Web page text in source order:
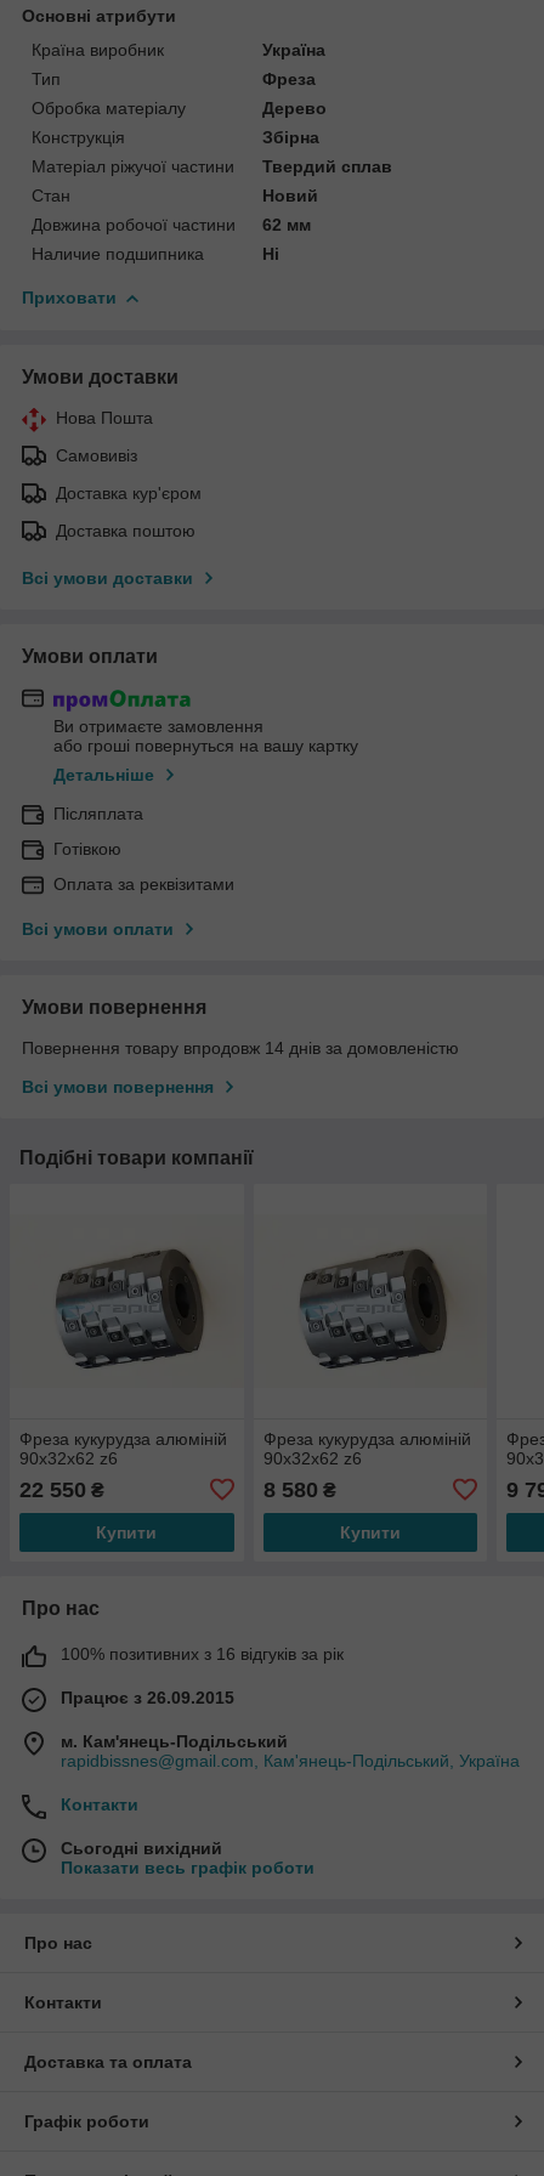
Основні атрибути
Країна виробник
Україна
Тип
Фреза
Обробка матеріалу
Дерево
Конструкція
Збірна
Матеріал ріжучої частини
Твердий сплав
Стан
Новий
Довжина робочої частини
62 мм
Наличие подшипника
Ні
Приховати
Умови доставки
Нова Пошта
Самовивіз
Доставка кур'єром
Доставка поштою
Всі умови доставки
Умови оплати
Ви отримаєте замовлення
або гроші повернуться на вашу картку
Детальніше
Післяплата
Готівкою
Оплата за реквізитами
Всі умови оплати
Умови повернення
Повернення товару впродовж 14 днів за домовленістю
Всі умови повернення
Подібні товари компанії
Фреза кукурудза алюміній
90х32х62 z6
22 550 ₴
Купити
Фреза кукурудза алюміній
90х32х62 z6
8 580 ₴
Купити
9
Про нас
100% позитивних з 16 відгуків за рік
Працює з 26.09.2015
м. Кам'янець-Подільський
rapidbissnes@gmail.com, Кам'янець-Подільський, Україна
Контакти
Сьогодні вихідний
Показати весь графік роботи
Про нас
Контакти
Доставка та оплата
Графік роботи